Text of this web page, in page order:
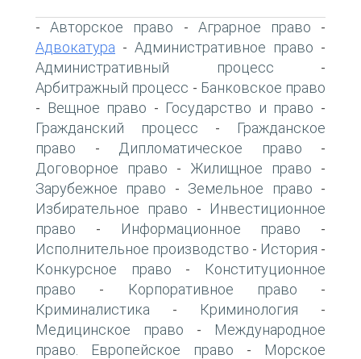
-Авторское право - Аграрное право -
Адвокатура - Административное право -
Административный процесс -
Арбитражный процесс - Банковское право
- Вещное право - Государство и право -
Гражданский процесс -
Гражданское
право - Дипломатическое право -
Договорное право - Жилищное право -
Зарубежное право - Земельное право -
Избирательное право -
Инвестиционное
право - Информационное право -
Исполнительное производство - История -
Конкурсное право -
Конституционное
право - Корпоративное право -
Криминалистика - Криминология -
Медицинское право -
Международное
право. Европейское право -
Морское